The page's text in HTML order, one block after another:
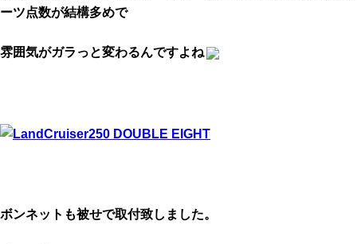
ーツ点数が結構多めで
雰囲気がガラっと変わるんですよね
ボンネットも被せで取付致しました。